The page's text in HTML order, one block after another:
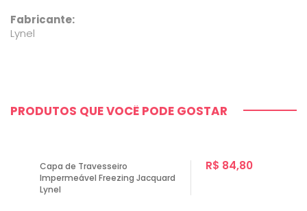
Fabricante:
Lynel
PRODUTOS QUE VOCÊ PODE GOSTAR
Capa de Travesseiro
Impermeável Freezing Jacquard
Lynel
R$ 84,80